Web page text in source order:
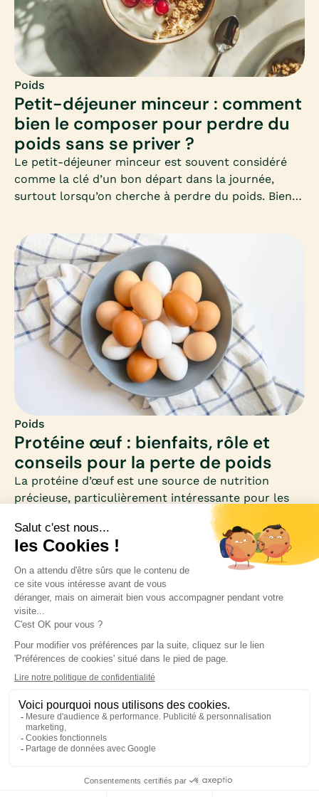
Poids
Petit-déjeuner minceur : comment
bien le composer pour perdre du
poids sans se priver ?
Le petit-déjeuner minceur est souvent considéré
comme la clé d’un bon départ dans la journée,
surtout lorsqu’on cherche à perdre du poids. Bien
stabiliser la glycémie et de favoriser un
métabolisme actif toute la matinée. Mais encore
faut-il savoir quels aliments privilégier et comment
équilibrer ce premier repas.
Poids
Protéine œuf : bienfaits, rôle et
conseils pour la perte de poids
La protéine d’œuf est une source de nutrition
précieuse, particulièrement intéressante pour les
femmes qui souhaitent perdre du poids. Riche en
acides aminés essentiels et faible en calories, elle
se distingue comme un allié minceur et santé.
Inscrivez-vous à notre newsletter pour rester
informée des nouveautés médicales.
Blog
CGUV